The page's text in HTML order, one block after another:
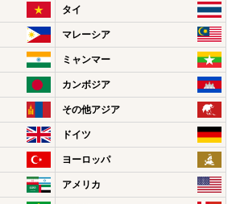
タイ
マレーシア
ミャンマー
カンボジア
その他アジア
ドイツ
ヨーロッパ
アメリカ